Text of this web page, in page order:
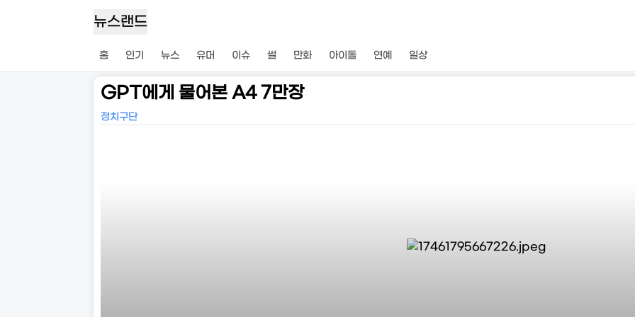
뉴스랜드
홈 인기 뉴스 유머 이슈 썰 만화 아이돌 연예 일상
GPT에게 물어본 A4 7만장
정치구단